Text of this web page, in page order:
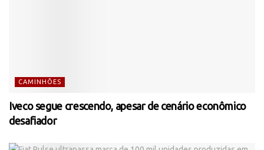
CAMINHÕES
Iveco segue crescendo, apesar de cenário econômico
desafiador